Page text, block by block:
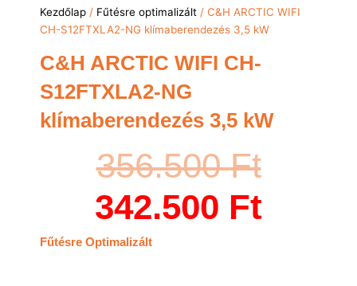
Kezdőlap / Fűtésre optimalizált / C&H ARCTIC WIFI
CH-S12FTXLA2-NG klímaberendezés 3,5 kW
C&H ARCTIC WIFI CH-
S12FTXLA2-NG
klímaberendezés 3,5 kW
356.500Ft
price
342.500 Ftprice
Fűtésre Optimalizált